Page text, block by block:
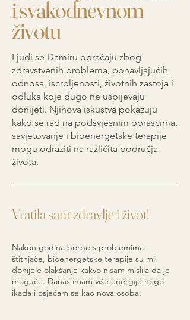
i svakodnevnom
životu
Ljudi se Damiru obraćaju zbog
zdravstvenih problema, ponavljajućih
odnosa, iscrpljenosti, životnih zastoja i
odluka koje dugo ne uspijevaju
donijeti. Njihova iskustva pokazuju
kako se rad na podsvjesnim obrascima,
savjetovanje i bioenergetske terapije
mogu odraziti na različita područja
života.
Vratila sam zdravlje i život!
Nakon godina borbe s problemima
štitnjače, bioenergetske terapije su mi
donijele olakšanje kakvo nisam mislila da je
moguće. Danas imam više energije nego
ikada i osjećam se kao nova osoba.